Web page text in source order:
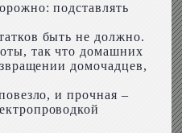
подставлять
быть не должно.
так что домашних
домочадцев,
и прочная –